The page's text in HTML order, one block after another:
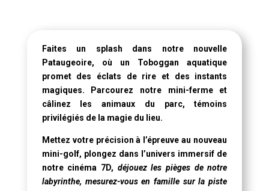
Faites un splash dans notre nouvelle
Pataugeoire, où un Toboggan aquatique
promet des éclats de rire et des instants
magiques. Parcourez notre mini-ferme et
câlinez les animaux du parc, témoins
privilégiés de la magie du lieu.
Mettez votre précision à l’épreuve au nouveau
mini-golf, plongez dans l’univers immersif de
notre cinéma 7D, déjouez les pièges de notre
labyrinthe, mesurez-vous en famille sur la piste